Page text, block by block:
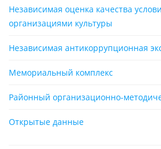
Независимая оценка качества
организациями культуры
Независимая антикоррупционная
Мемориальный комплекс
Районный организационно-
Открытые данные